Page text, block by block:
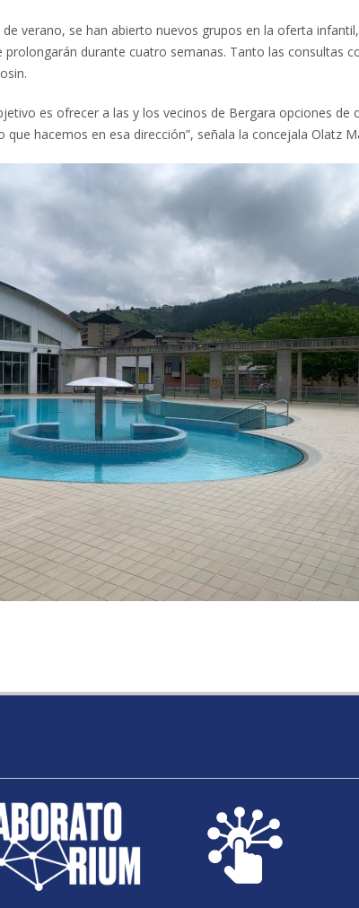
verano, se han abierto nuevos grupos en la oferta
durante cuatro semanas. Tanto las consultas
es ofrecer a las y los vecinos de Bergara opciones de
hacemos en esa dirección”, señala la concejala Olatz